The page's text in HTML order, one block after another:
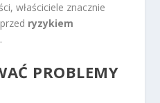
właściciele znacznie
ryzykiem
.
PROBLEMY